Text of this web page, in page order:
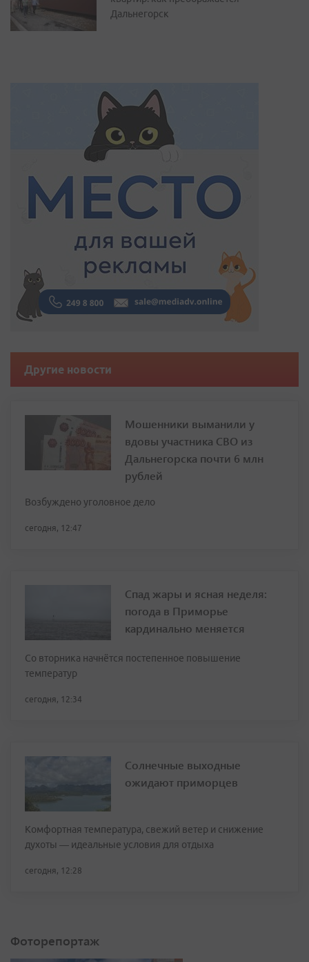
Дальнегорск
Другие новости
Мошенники выманили у
вдовы участника СВО из
Дальнегорска почти 6 млн
рублей
Возбуждено уголовное дело
сегодня, 12:47
Спад жары и ясная неделя:
погода в Приморье
кардинально меняется
Со вторника начнётся постепенное повышение
температур
сегодня, 12:34
Солнечные выходные
ожидают приморцев
Комфортная температура, свежий ветер и снижение
духоты — идеальные условия для отдыха
сегодня, 12:28
Фоторепортаж